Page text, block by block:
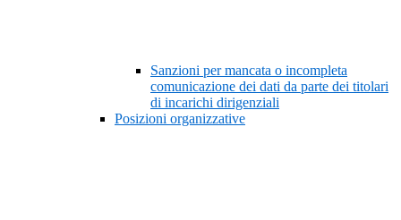
Sanzioni per mancata o incompleta
comunicazione dei dati da parte dei titolari
di incarichi dirigenziali
Posizioni organizzative